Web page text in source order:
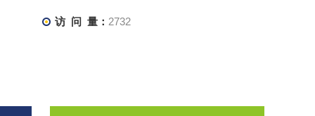
访 问 量： 2732